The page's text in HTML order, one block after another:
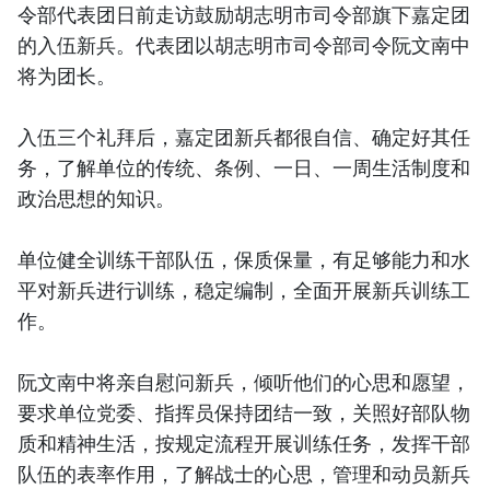
令部代表团日前走访鼓励胡志明市司令部旗下嘉定团
的入伍新兵。代表团以胡志明市司令部司令阮文南中
将为团长。
入伍三个礼拜后，嘉定团新兵都很自信、确定好其任
务，了解单位的传统、条例、一日、一周生活制度和
政治思想的知识。
单位健全训练干部队伍，保质保量，有足够能力和水
平对新兵进行训练，稳定编制，全面开展新兵训练工
作。
阮文南中将亲自慰问新兵，倾听他们的心思和愿望，
要求单位党委、指挥员保持团结一致，关照好部队物
质和精神生活，按规定流程开展训练任务，发挥干部
队伍的表率作用，了解战士的心思，管理和动员新兵